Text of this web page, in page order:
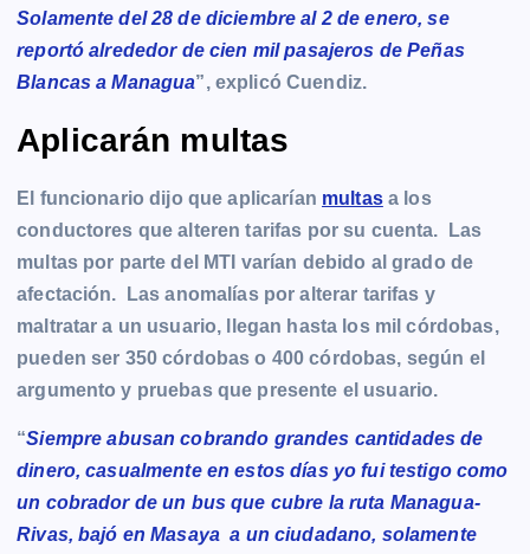
Solamente del 28 de diciembre al 2 de enero, se
reportó alrededor de cien mil pasajeros de Peñas
Blancas a Managua”, explicó Cuendiz.
Aplicarán multas
El funcionario dijo que aplicarían multasa los
conductores que alteren tarifas por su cuenta. Las
multas por parte del MTI varían debido al grado de
afectación. Las anomalías por alterar tarifas y
maltratar a un usuario, llegan hasta los mil córdobas,
pueden ser 350 córdobas o 400 córdobas, según el
argumento y pruebas que presente el usuario.
“Siempre abusan cobrando grandes cantidades de
dinero, casualmente en estos días yo fui testigo como
un cobrador de un bus que cubre la ruta Managua-
Rivas, bajó en Masaya a un ciudadano, solamente